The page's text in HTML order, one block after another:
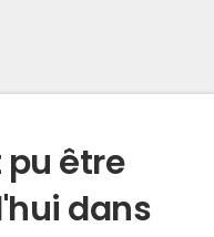
pu être
dans